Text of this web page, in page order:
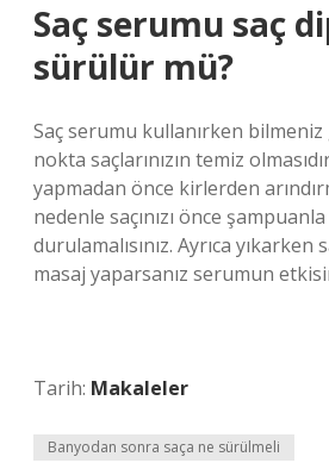
Saç serumu saç
sürülür mü?
Saç serumu kullanırken
nokta saçlarınızın temiz
yapmadan önce kirlerden
nedenle saçınızı önce şampuanla
durulamalısınız. Ayrıca
masaj yaparsanız serumun
Tarih: Makaleler
Banyodan sonra saça ne sürülmeli